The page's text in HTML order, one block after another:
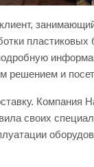
решением и
Компания
своих